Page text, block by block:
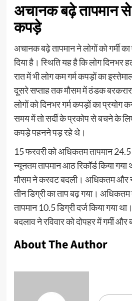
अचानक बढ़े तापमान से
कपड़े
अचानक बढ़े तापमान ने लोगों को गर्मी
दिया है। स्थिति यह है कि लोग दिनभर
रात में भी लोग कम गर्म कपड़ों का
दूसरे सप्ताह तक मौसम में ठंडक
लोगों को दिनभर गर्म कपड़ों का प्रयोग
समय में तो सर्दी के प्रकोप से बचने के
कपड़े पहनने पड़ रहे थे।
15 फरवरी को अधिकतम तापमान
न्यूनतम तापमान आठ रिकॉर्ड किया
मौसम ने करवट बदली। अधिकतम और
तीन डिग्री का ताप बढ़ गया।
तापमान 10.5 डिग्री दर्ज किया गया
बदलाव ने रविवार को दोपहर में गर्मी और
About The Author